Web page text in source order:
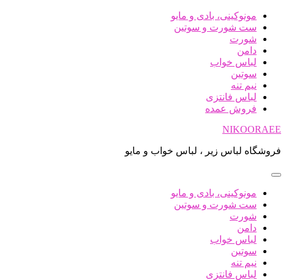
پرش
محتوا
مونوکینی، بادی و مایو
ست شورت و سوتین
شورت
دامن
لباس خواب
سوتین
نیم تنه
لباس فانتزی
فروش عمده
NIKOORAEE
فروشگاه لباس زیر ، لباس خواب و مایو
مونوکینی، بادی و مایو
ست شورت و سوتین
شورت
دامن
لباس خواب
سوتین
نیم تنه
لباس فانتزی